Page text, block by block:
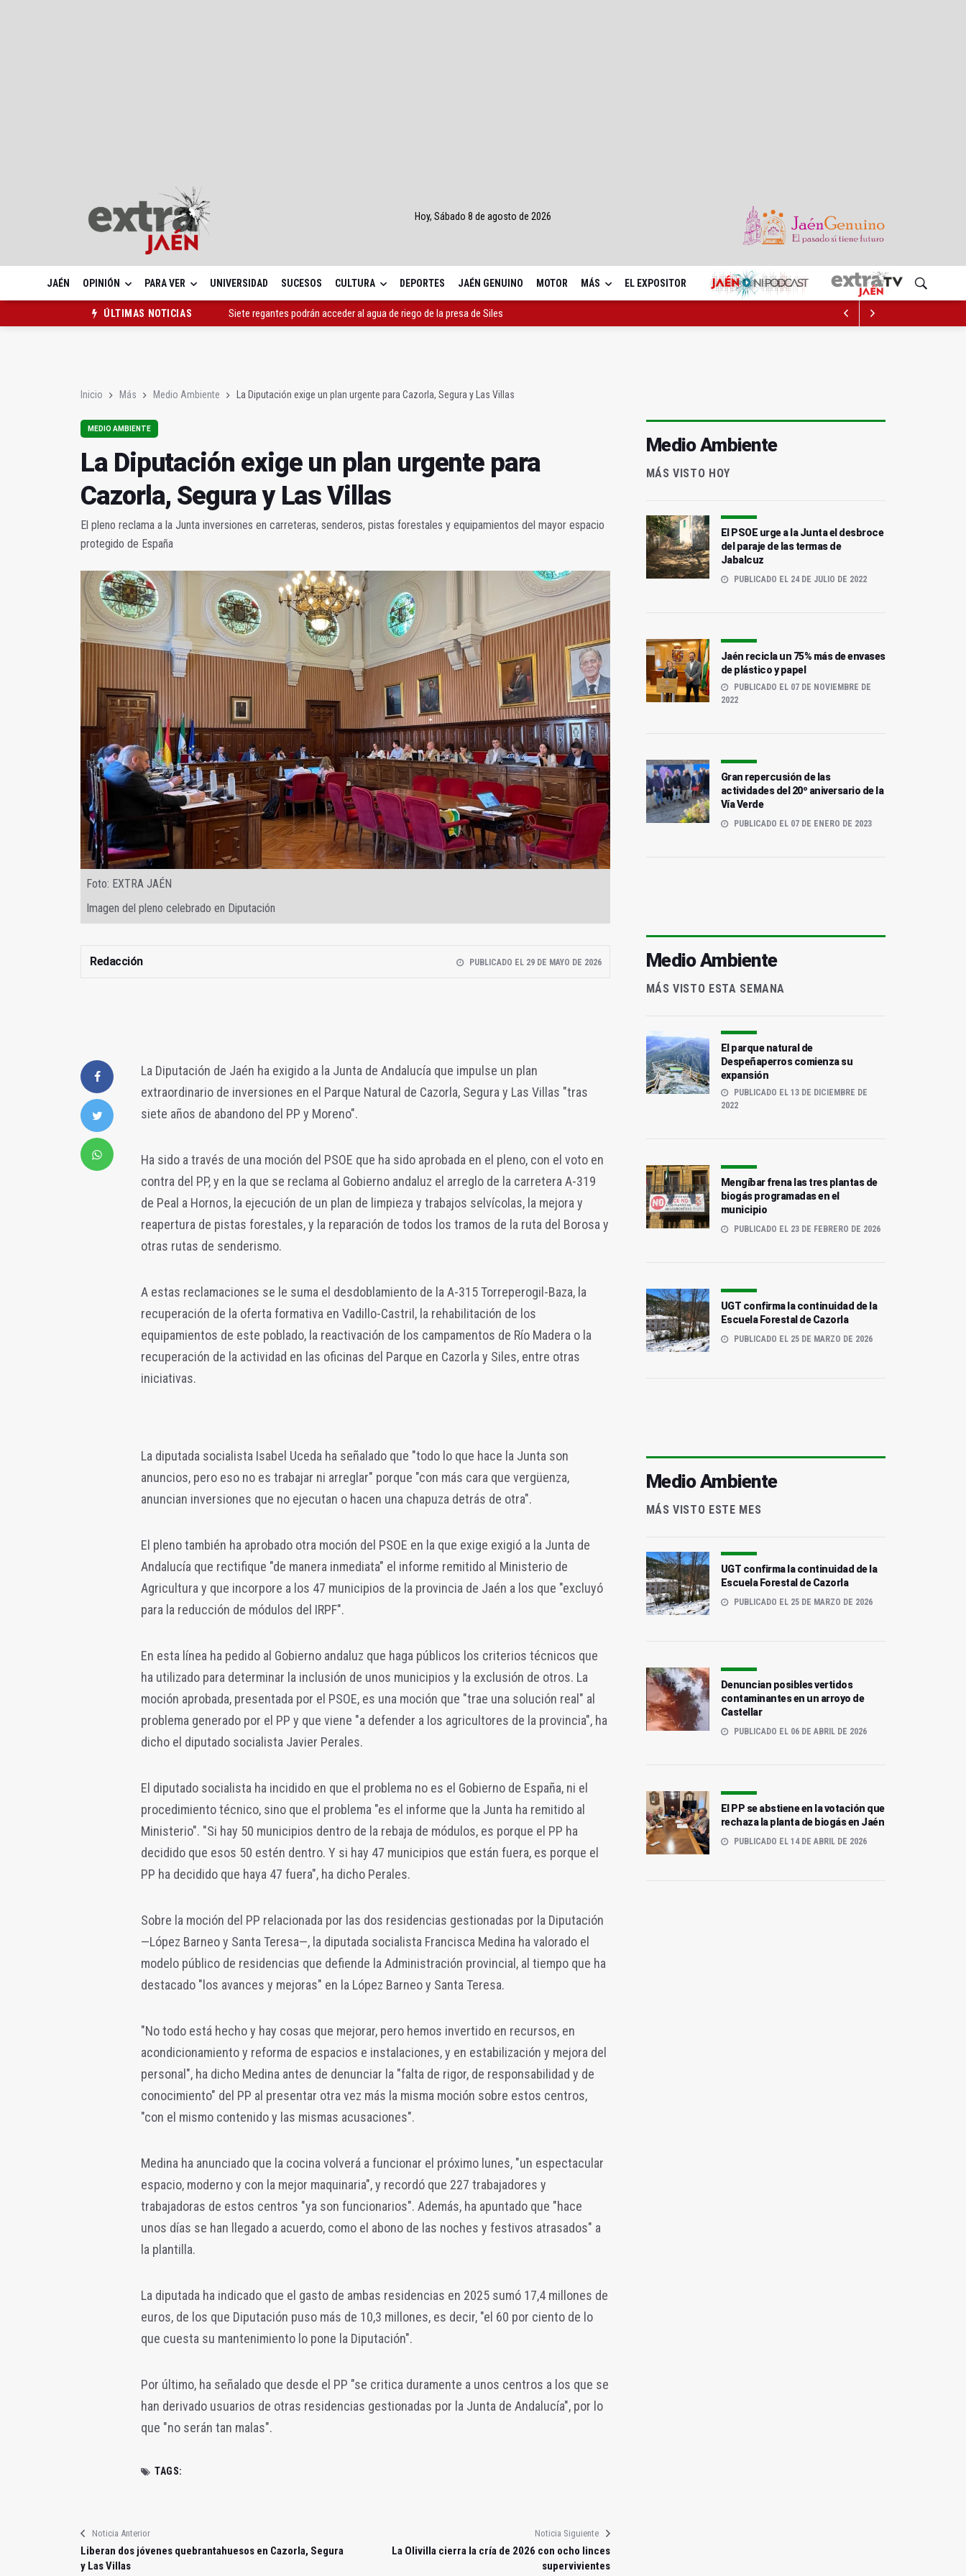
Hoy, Sábado 8 de agosto de 2026
JAÉN OPINIÓN PARA VER UNIVERSIDAD SUCESOS CULTURA DEPORTES JAÉN GENUINO MOTOR MÁS EL EXPOSITOR
ÚLTIMAS NOTICIAS
Exigen "estricta legalidad" para los sondeos de tierras raras
Inicio Más Medio Ambiente La Diputación exige un plan urgente para Cazorla, Segura y Las Villas
MEDIO AMBIENTE
La Diputación exige un plan urgente para
Cazorla, Segura y Las Villas
El pleno reclama a la Junta inversiones en carreteras, senderos, pistas forestales y equipamientos del mayor espacio
protegido de España
Foto: EXTRA JAÉN
Imagen del pleno celebrado en Diputación
Redacción PUBLICADO EL 29 DE MAYO DE 2026
La Diputación de Jaén ha exigido a la Junta de Andalucía que impulse un plan
extraordinario de inversiones en el Parque Natural de Cazorla, Segura y Las Villas "tras
siete años de abandono del PP y Moreno".
Ha sido a través de una moción del PSOE que ha sido aprobada en el pleno, con el voto en
contra del PP, y en la que se reclama al Gobierno andaluz el arreglo de la carretera A-319
de Peal a Hornos, la ejecución de un plan de limpieza y trabajos selvícolas, la mejora y
reapertura de pistas forestales, y la reparación de todos los tramos de la ruta del Borosa y
otras rutas de senderismo.
A estas reclamaciones se le suma el desdoblamiento de la A-315 Torreperogil-Baza, la
recuperación de la oferta formativa en Vadillo-Castril, la rehabilitación de los
equipamientos de este poblado, la reactivación de los campamentos de Río Madera o la
recuperación de la actividad en las oficinas del Parque en Cazorla y Siles, entre otras
iniciativas.
La diputada socialista Isabel Uceda ha señalado que "todo lo que hace la Junta son
anuncios, pero eso no es trabajar ni arreglar" porque "con más cara que vergüenza,
anuncian inversiones que no ejecutan o hacen una chapuza detrás de otra".
El pleno también ha aprobado otra moción del PSOE en la que exige exigió a la Junta de
Andalucía que rectifique "de manera inmediata" el informe remitido al Ministerio de
Agricultura y que incorpore a los 47 municipios de la provincia de Jaén a los que "excluyó
para la reducción de módulos del IRPF".
En esta línea ha pedido al Gobierno andaluz que haga públicos los criterios técnicos que
ha utilizado para determinar la inclusión de unos municipios y la exclusión de otros. La
moción aprobada, presentada por el PSOE, es una moción que "trae una solución real" al
problema generado por el PP y que viene "a defender a los agricultores de la provincia", ha
dicho el diputado socialista Javier Perales.
El diputado socialista ha incidido en que el problema no es el Gobierno de España, ni el
procedimiento técnico, sino que el problema "es el informe que la Junta ha remitido al
Ministerio". "Si hay 50 municipios dentro de la rebaja de módulos, es porque el PP ha
decidido que esos 50 estén dentro. Y si hay 47 municipios que están fuera, es porque el
PP ha decidido que haya 47 fuera", ha dicho Perales.
Sobre la moción del PP relacionada por las dos residencias gestionadas por la Diputación
—López Barneo y Santa Teresa—, la diputada socialista Francisca Medina ha valorado el
modelo público de residencias que defiende la Administración provincial, al tiempo que ha
destacado "los avances y mejoras" en la López Barneo y Santa Teresa.
"No todo está hecho y hay cosas que mejorar, pero hemos invertido en recursos, en
acondicionamiento y reforma de espacios e instalaciones, y en estabilización y mejora del
personal", ha dicho Medina antes de denunciar la "falta de rigor, de responsabilidad y de
conocimiento" del PP al presentar otra vez más la misma moción sobre estos centros,
"con el mismo contenido y las mismas acusaciones".
Medina ha anunciado que la cocina volverá a funcionar el próximo lunes, "un espectacular
espacio, moderno y con la mejor maquinaria", y recordó que 227 trabajadores y
trabajadoras de estos centros "ya son funcionarios". Además, ha apuntado que "hace
unos días se han llegado a acuerdo, como el abono de las noches y festivos atrasados" a
la plantilla.
La diputada ha indicado que el gasto de ambas residencias en 2025 sumó 17,4 millones de
euros, de los que Diputación puso más de 10,3 millones, es decir, "el 60 por ciento de lo
que cuesta su mantenimiento lo pone la Diputación".
Por último, ha señalado que desde el PP "se critica duramente a unos centros a los que se
han derivado usuarios de otras residencias gestionadas por la Junta de Andalucía", por lo
que "no serán tan malas".
TAGS:
Noticia Anterior
Liberan dos jóvenes quebrantahuesos en Cazorla, Segura
y Las Villas
Noticia Siguiente
La Olivilla cierra la cría de 2026 con ocho linces
supervivientes
Medio Ambiente
MÁS VISTO HOY
El PSOE urge a la Junta el desbroce
del paraje de las termas de
Jabalcuz
PUBLICADO EL 24 DE JULIO DE 2022
Jaén recicla un 75% más de envases
de plástico y papel
PUBLICADO EL 07 DE NOVIEMBRE DE
2022
Gran repercusión de las
actividades del 20º aniversario de la
Vía Verde
PUBLICADO EL 07 DE ENERO DE 2023
Medio Ambiente
MÁS VISTO ESTA SEMANA
El parque natural de
Despeñaperros comienza su
expansión
PUBLICADO EL 13 DE DICIEMBRE DE
2022
Mengíbar frena las tres plantas de
biogás programadas en el
municipio
PUBLICADO EL 23 DE FEBRERO DE 2026
UGT confirma la continuidad de la
Escuela Forestal de Cazorla
PUBLICADO EL 25 DE MARZO DE 2026
Medio Ambiente
MÁS VISTO ESTE MES
UGT confirma la continuidad de la
Escuela Forestal de Cazorla
PUBLICADO EL 25 DE MARZO DE 2026
Denuncian posibles vertidos
contaminantes en un arroyo de
Castellar
PUBLICADO EL 06 DE ABRIL DE 2026
El PP se abstiene en la votación que
rechaza la planta de biogás en Jaén
PUBLICADO EL 14 DE ABRIL DE 2026